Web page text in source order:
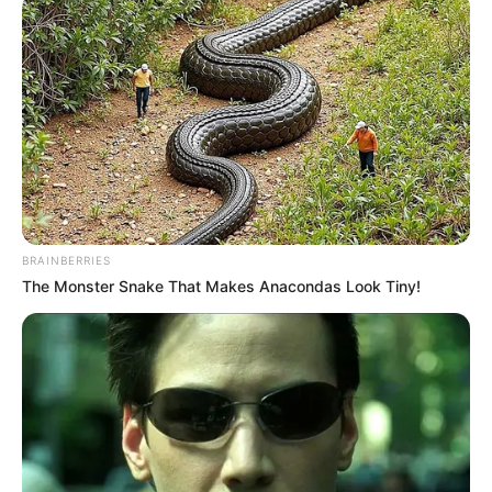
Mute
1. Dinda Kirana sebagai Naya
(foto: instagram/dindakirana.s)
BRAINBERRIES
The Monster Snake That Makes Anacondas Look Tiny!